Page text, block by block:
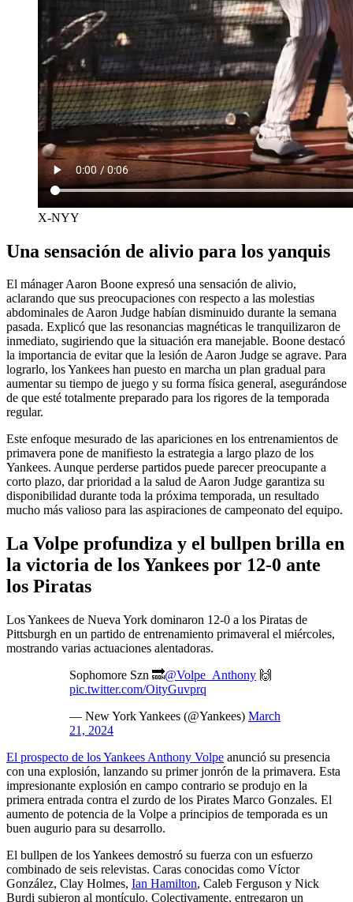
X-NYY
Una sensación de alivio para los yanquis
El mánager Aaron Boone expresó una sensación de alivio,
aclarando que sus preocupaciones con respecto a las molestias
abdominales de Aaron Judge habían disminuido durante la semana
pasada. Explicó que las resonancias magnéticas le tranquilizaron de
inmediato, sugiriendo que la situación era manejable. Boone destacó
la importancia de evitar que la lesión de Aaron Judge se agrave. Para
lograrlo, los Yankees han puesto en marcha un plan gradual para
aumentar su tiempo de juego y su forma física general, asegurándose
de que esté totalmente preparado para los rigores de la temporada
regular.
Este enfoque mesurado de las apariciones en los entrenamientos de
primavera pone de manifiesto la estrategia a largo plazo de los
Yankees. Aunque perderse partidos puede parecer preocupante a
corto plazo, dar prioridad a la salud de Aaron Judge garantiza su
disponibilidad durante toda la próxima temporada, un resultado
mucho más valioso para las aspiraciones de campeonato del equipo.
La Volpe profundiza y el bullpen brilla en
la victoria de los Yankees por 12-0 ante
los Piratas
Los Yankees de Nueva York dominaron 12-0 a los Piratas de
Pittsburgh en un partido de entrenamiento primaveral el miércoles,
mostrando varias actuaciones alentadoras.
Sophomore Szn 🔜@Volpe_Anthony 🙌
pic.twitter.com/OityGuvprq
— New York Yankees (@Yankees) March
21, 2024
El prospecto de los Yankees Anthony Volpe anunció su presencia
con una explosión, lanzando su primer jonrón de la primavera. Esta
impresionante explosión en campo contrario se produjo en la
primera entrada contra el zurdo de los Pirates Marco Gonzales. El
aumento de potencia de la Volpe a principios de temporada es un
buen augurio para su desarrollo.
El bullpen de los Yankees demostró su fuerza con un esfuerzo
combinado de seis relevistas. Caras conocidas como Víctor
González, Clay Holmes, Ian Hamilton, Caleb Ferguson y Nick
Burdi subieron al montículo. Colectivamente, entregaron un